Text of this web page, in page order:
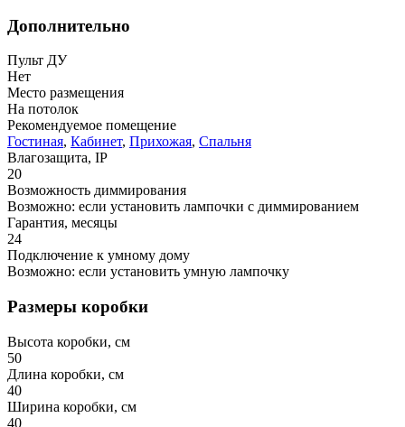
Дополнительно
Пульт ДУ
Нет
Место размещения
На потолок
Рекомендуемое помещение
Гостиная, Кабинет, Прихожая, Спальня
Влагозащита, IP
20
Возможность диммирования
Возможно: если установить лампочки с диммированием
Гарантия, месяцы
24
Подключение к умному дому
Возможно: если установить умную лампочку
Размеры коробки
Высота коробки, см
50
Длина коробки, см
40
Ширина коробки, см
40